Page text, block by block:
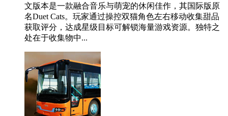
文版本是一款融合音乐与萌宠的休闲佳作，其国际版原
名Duet Cats。玩家通过操控双猫角色左右移动收集甜品
获取评分，达成星级目标可解锁海量游戏资源。独特之
处在于收集物中...